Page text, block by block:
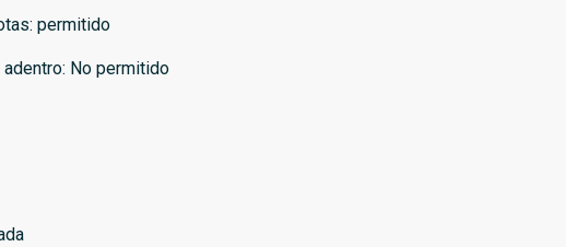
: permitido
adentro: No permitido